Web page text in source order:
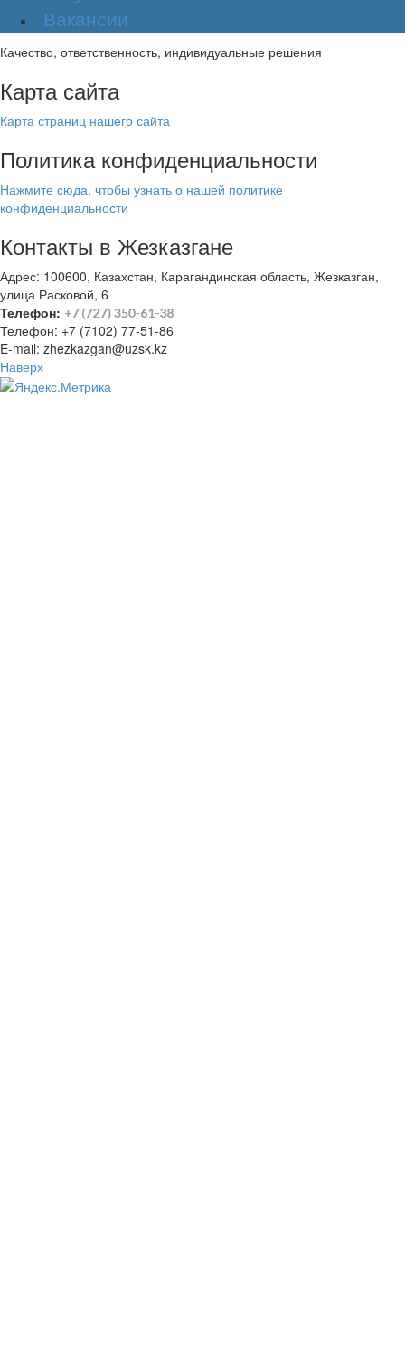
Вакансии
Качество, ответственность, индивидуальные решения
Карта сайта
Карта страниц нашего сайта
Политика конфиденциальности
Нажмите сюда, чтобы узнать о нашей политике
конфиденциальности
Контакты в Жезказгане
Адрес: 100600, Казахстан, Карагандинская область, Жезказган,
улица Расковой, 6
Телефон:
Телефон: +7 (7102) 77-51-86
E-mail: zhezkazgan@uzsk.kz
Наверх